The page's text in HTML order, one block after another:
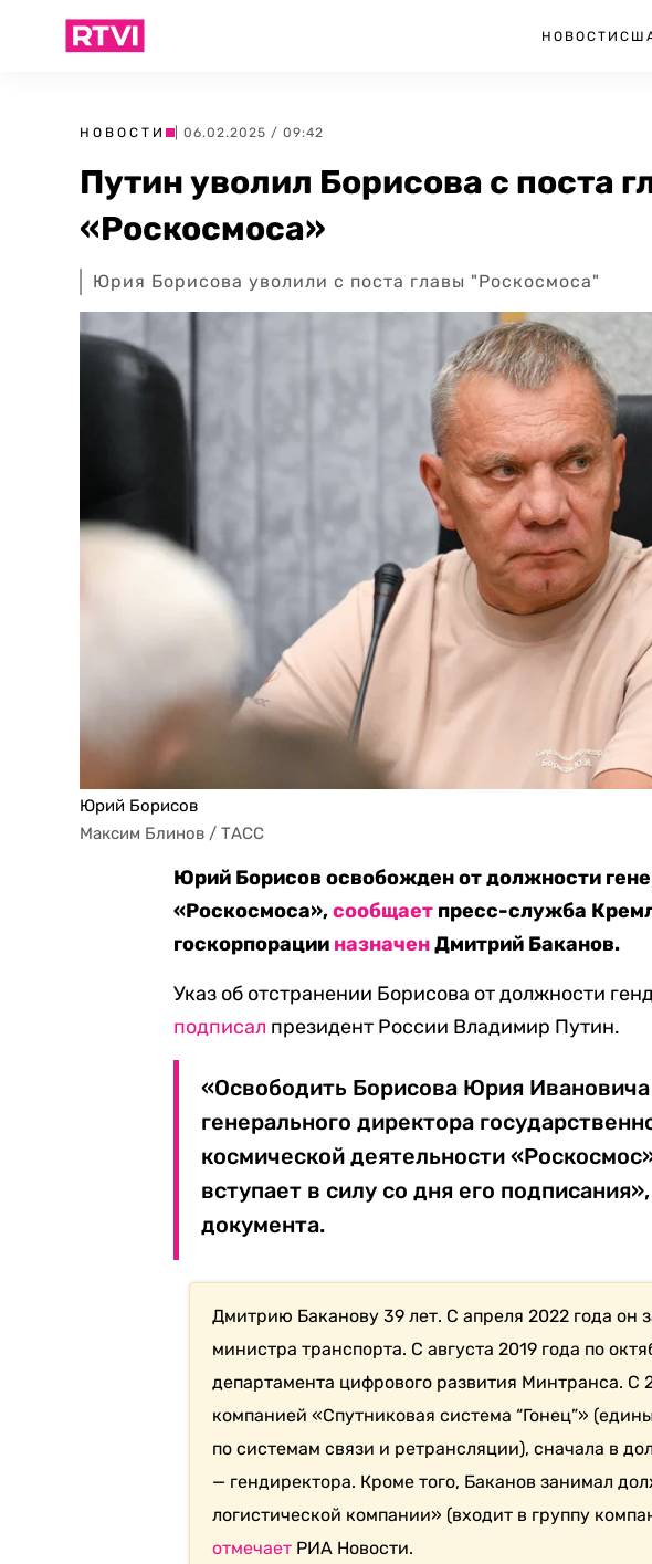
НОВОСТИ
НОВОСТИ | 06.02.2025 / 09:42
Путин уволил Борисова с поста
«Роскосмоса»
Юрия Борисова уволили с поста главы "Роскосмоса"
Юрий Борисов
Максим Блинов / ТАСС
Юрий Борисов освобожден от должности
«Роскосмоса»,сообщает пресс-служба
госкорпорации назначенДмитрий Баканов.
Указ об отстранении Борисова от должности
подписал президент России Владимир Путин.
«Освободить Борисова Юрия
генерального директора
космической деятельности
вступает в силу со дня его
документа.
Дмитрию Баканову 39 лет. С апреля 2022 года он
министра транспорта. С августа 2019 года по
департамента цифрового развития Минтранса. С
компанией «Спутниковая система “Гонец”»
по системам связи и ретрансляции), сначала в
— гендиректора. Кроме того, Баканов занимал
логистической компании» (входит в группу
отмечает РИА Новости.